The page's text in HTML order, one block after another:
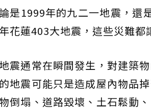
是1999年的九二一地震，還
年花蓮403大地震，這些災難都
地震通常在瞬間發生，對建築
的地震可能只是造成屋內物品
物倒塌、道路毀壞、土石鬆動